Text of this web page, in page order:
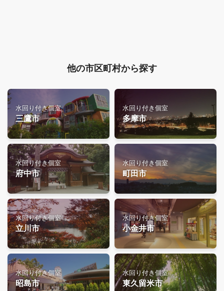
他の市区町村から探す
水回り付き個室
三鷹市
水回り付き個室
多摩市
水回り付き個室
府中市
水回り付き個室
町田市
水回り付き個室
立川市
水回り付き個室
小金井市
水回り付き個室
昭島市
水回り付き個室
東久留米市